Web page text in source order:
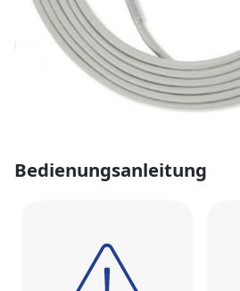
Bedienungsanleitung